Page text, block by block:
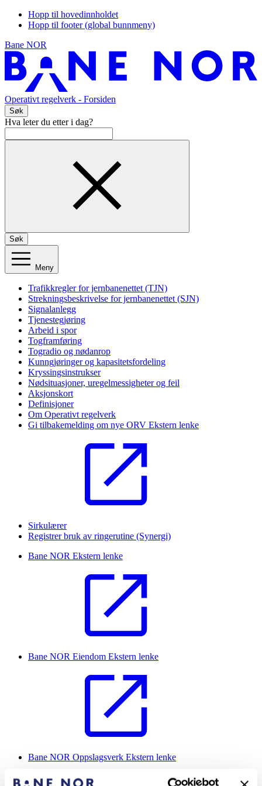
Hopp til hovedinnholdet
Hopp til footer (global bunnmeny)
Bane NOR
Operativt regelverk - Forsiden
Søk
Hva leter du etter i dag?
Søk
Meny
Trafikkregler for jernbanenettet (TJN)
Strekningsbeskrivelse for jernbanenettet (SJN)
Signalanlegg
Tjenestegjøring
Arbeid i spor
Togframføring
Togradio og nødanrop
Kunngjøringer og kapasitetsfordeling
Kryssingsinstrukser
Nødsituasjoner, uregelmessigheter og feil
Aksjonskort
Definisjoner
Om Operativt regelverk
Gi tilbakemelding om nye ORV Ekstern lenke
Sirkulærer
Registrer bruk av ringerutine (Synergi)
Bane NOR Ekstern lenke
Bane NOR Eiendom Ekstern lenke
Bane NOR Oppslagsverk Ekstern lenke